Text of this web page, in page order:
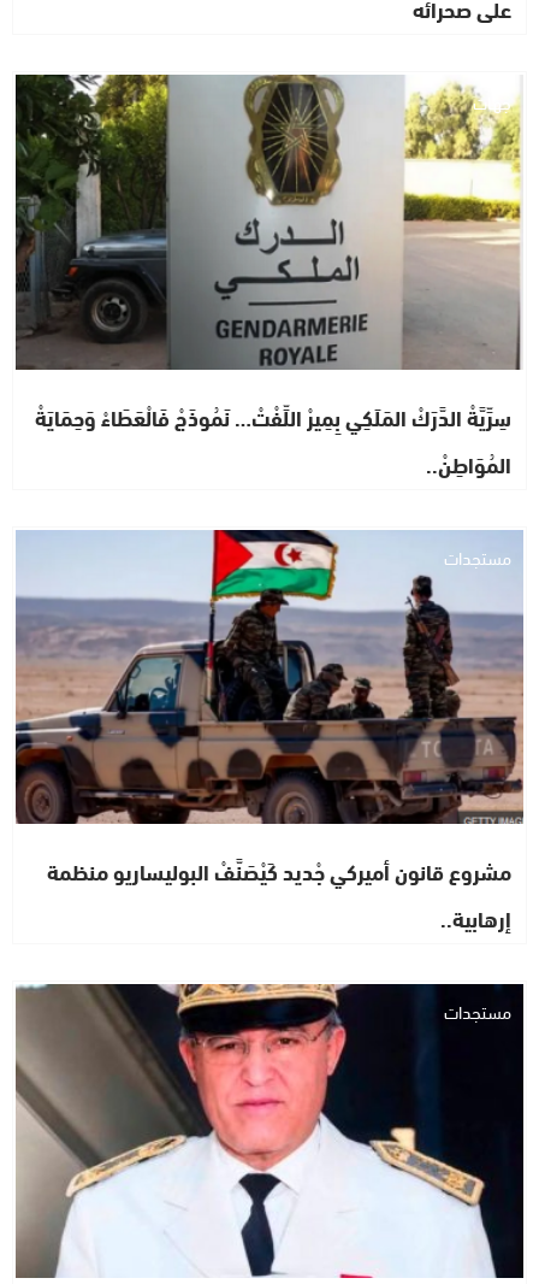
على صحرائه
جهات
سِرِّيَّةْ الدَّرَكْ المَلَكِي بِمِيرْ اللِّفْتْ… نَمُوذَجْ فَالْعَطَاءْ وَحِمَايَةْ
المُوَاطِنْ..
مستجدات
مشروع قانون أميركي جْديد كَيْصَنَّفْ البوليساريو منظمة
إرهابية..
مستجدات